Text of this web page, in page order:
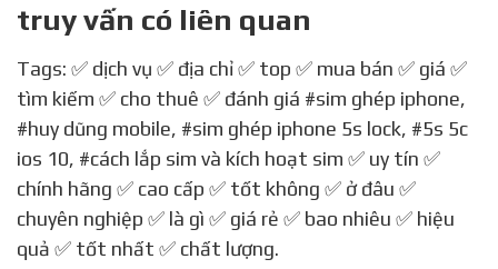
truy vấn có liên quan
Tags: ✅ dịch vụ ✅ địa chỉ ✅ top ✅ mua bán ✅ giá ✅
tìm kiếm ✅ cho thuê ✅ đánh giá #sim ghép iphone,
#huy dũng mobile, #sim ghép iphone 5s lock, #5s 5c
ios 10, #cách lắp sim và kích hoạt sim ✅ uy tín ✅
chính hãng ✅ cao cấp ✅ tốt không ✅ ở đâu ✅
chuyên nghiệp ✅ là gì ✅ giá rẻ ✅ bao nhiêu ✅ hiệu
quả ✅ tốt nhất ✅ chất lượng.